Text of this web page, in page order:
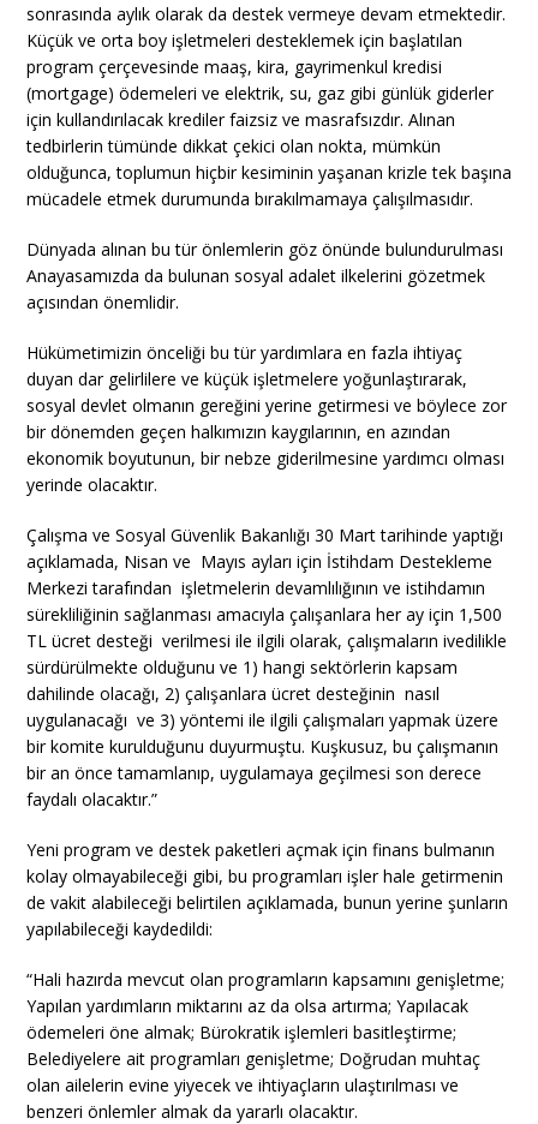
sonrasında aylık olarak da destek vermeye devam etmektedir.
Küçük ve orta boy işletmeleri desteklemek için başlatılan
program çerçevesinde maaş, kira, gayrimenkul kredisi
(mortgage) ödemeleri ve elektrik, su, gaz gibi günlük giderler
için kullandırılacak krediler faizsiz ve masrafsızdır. Alınan
tedbirlerin tümünde dikkat çekici olan nokta, mümkün
olduğunca, toplumun hiçbir kesiminin yaşanan krizle tek başına
mücadele etmek durumunda bırakılmamaya çalışılmasıdır.
Dünyada alınan bu tür önlemlerin göz önünde bulundurulması
Anayasamızda da bulunan sosyal adalet ilkelerini gözetmek
açısından önemlidir.
Hükümetimizin önceliği bu tür yardımlara en fazla ihtiyaç
duyan dar gelirlilere ve küçük işletmelere yoğunlaştırarak,
sosyal devlet olmanın gereğini yerine getirmesi ve böylece zor
bir dönemden geçen halkımızın kaygılarının, en azından
ekonomik boyutunun, bir nebze giderilmesine yardımcı olması
yerinde olacaktır.
Çalışma ve Sosyal Güvenlik Bakanlığı 30 Mart tarihinde yaptığı
açıklamada, Nisan ve Mayıs ayları için İstihdam Destekleme
Merkezi tarafından işletmelerin devamlılığının ve istihdamın
sürekliliğinin sağlanması amacıyla çalışanlara her ay için 1,500
TL ücret desteği verilmesi ile ilgili olarak, çalışmaların ivedilikle
sürdürülmekte olduğunu ve 1) hangi sektörlerin kapsam
dahilinde olacağı, 2) çalışanlara ücret desteğinin nasıl
uygulanacağı ve 3) yöntemi ile ilgili çalışmaları yapmak üzere
bir komite kurulduğunu duyurmuştu. Kuşkusuz, bu çalışmanın
bir an önce tamamlanıp, uygulamaya geçilmesi son derece
faydalı olacaktır.”
Yeni program ve destek paketleri açmak için finans bulmanın
kolay olmayabileceği gibi, bu programları işler hale getirmenin
de vakit alabileceği belirtilen açıklamada, bunun yerine şunların
yapılabileceği kaydedildi:
“Hali hazırda mevcut olan programların kapsamını genişletme;
Yapılan yardımların miktarını az da olsa artırma; Yapılacak
ödemeleri öne almak; Bürokratik işlemleri basitleştirme;
Belediyelere ait programları genişletme; Doğrudan muhtaç
olan ailelerin evine yiyecek ve ihtiyaçların ulaştırılması ve
benzeri önlemler almak da yararlı olacaktır.